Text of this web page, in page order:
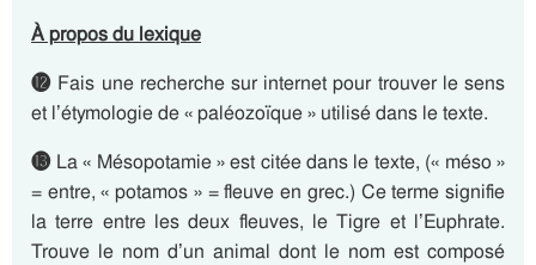
À propos du lexique
⓬ Fais une recherche sur internet pour trouver le sens
et l’étymologie de « paléozoïque » utilisé dans le texte.
⓭ La « Mésopotamie » est citée dans le texte, (« méso »
= entre, « potamos » = fleuve en grec.) Ce terme signifie
la terre entre les deux fleuves, le Tigre et l’Euphrate.
Trouve le nom d’un animal dont le nom est composé